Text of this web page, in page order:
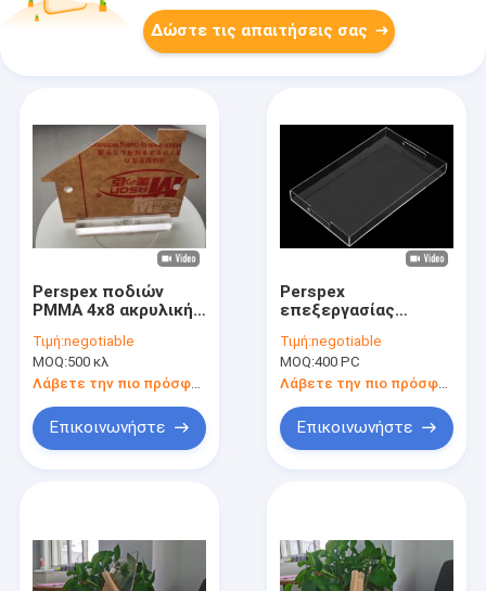
Δώστε τις απαιτήσεις σας
Perspex ποδιών
PMMA 4x8 ακρυλική
λέιζερ φύλλων που
χαράσσεται
Τιμή:negotiable
MOQ:500 κλ
Λάβετε την πιο πρόσφατη τιμή
Επικοινωνήστε
Perspex
επεξεργασίας
πλεξιγκλάς σαφής
ακρυλικός ακρυλικός
δίσκος με τις λαβές
Τιμή:negotiable
MOQ:400 PC
Επικοινωνήστε